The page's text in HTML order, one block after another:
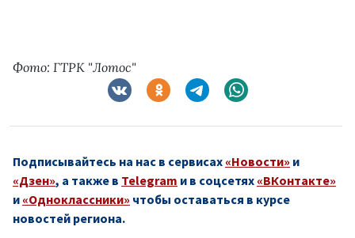
Фото: ГТРК "Лотос"
Подписывайтесь на нас в сервисах «Новости» и
«Дзен», а также в Telegram и в соцсетях «ВКонтакте»
и «Одноклассники» чтобы оставаться в курсе
новостей региона.